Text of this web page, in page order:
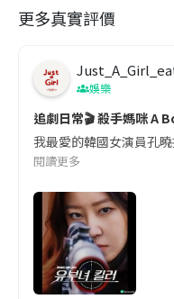
更多真實評價
娛樂
追劇日常🎬 殺手媽咪 A
我最愛的韓國女演員孔
閱讀更多